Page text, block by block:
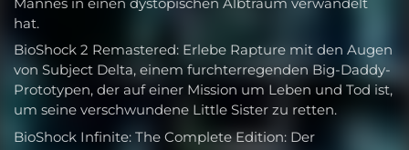
hat.
BioShock 2 Remastered: Erlebe Rapture mit den Augen
von Subject Delta, einem furchterregenden Big-Daddy-
Prototypen, der auf einer Mission um Leben und Tod ist,
um seine verschwundene Little Sister zu retten.
BioShock Infinite: The Complete Edition: Der